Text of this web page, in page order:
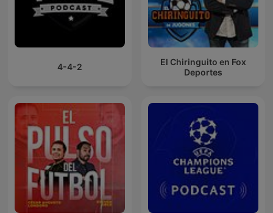
4-4-2
El Chiringuito en Fox
Deportes